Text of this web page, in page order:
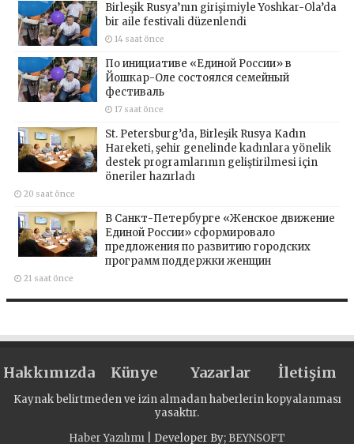
Birleşik Rusya’nın girişimiyle Yoshkar-Ola’da
bir aile festivali düzenlendi
14 saat önce
По инициативе «Единой России» в
Йошкар-Оле состоялся семейный
фестиваль
17 saat önce
St. Petersburg’da, Birleşik Rusya Kadın
Hareketi, şehir genelinde kadınlara yönelik
destek programlarının geliştirilmesi için
öneriler hazırladı
20 saat önce
В Санкт-Петербурге «Женское движение
Единой России» сформировало
предложения по развитию городских
программ поддержки женщин
21 saat önce
Hakkımızda Künye Yazarlar İletişim
Kaynak belirtmeden ve izin almadan haberlerin kopyalanması
yasaktır.
Haber Yazılımı | Developer By; BEYNSOFT